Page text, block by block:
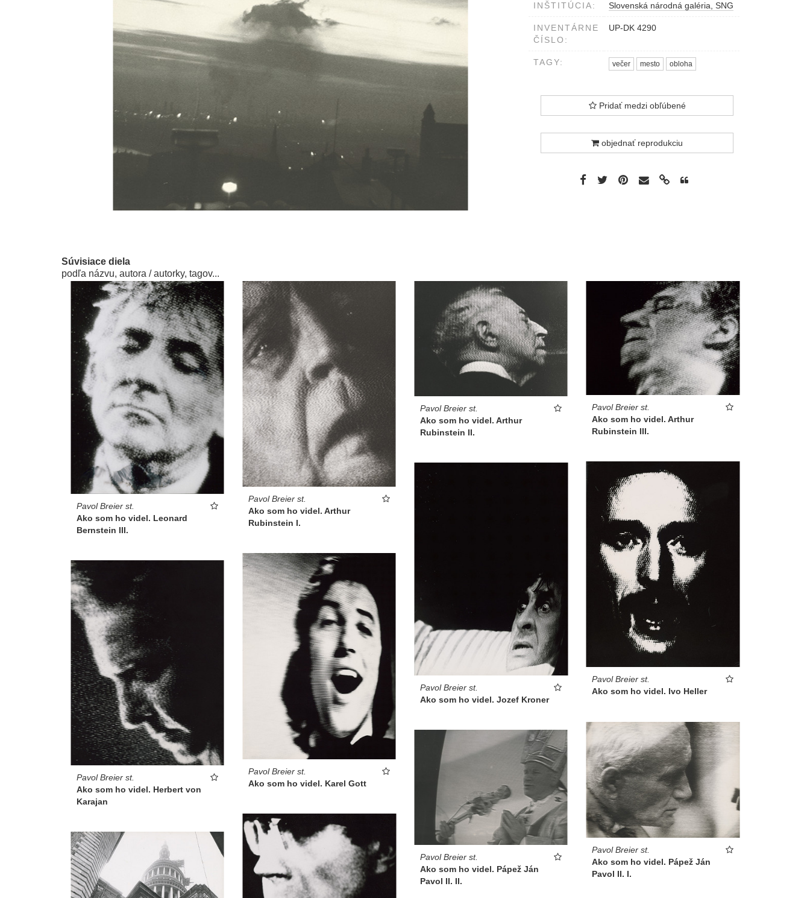
INŠTITÚCIA: Slovenská národná galéria, SNG
INVENTÁRNE
ČÍSLO:
UP-DK 4290
TAGY: večer mesto obloha
Pridať medzi obľúbené
objednať reprodukciu
Súvisiace diela
podľa názvu, autora / autorky, tagov...
Pavol Breier st.
Ako som ho videl. Leonard
Bernstein III.
Pavol Breier st.
Ako som ho videl. Arthur
Rubinstein I.
Pavol Breier st.
Ako som ho videl. Arthur
Rubinstein II.
Pavol Breier st.
Ako som ho videl. Arthur
Rubinstein III.
Pavol Breier st.
Ako som ho videl. Ivo Heller
Pavol Breier st.
Ako som ho videl. Jozef Kroner
Pavol Breier st.
Ako som ho videl. Karel Gott
Pavol Breier st.
Ako som ho videl. Herbert von
Karajan
Pavol Breier st.
Ako som ho videl. Pápež Ján
Pavol II. I.
Pavol Breier st.
Ako som ho videl. Pápež Ján
Pavol II. II.